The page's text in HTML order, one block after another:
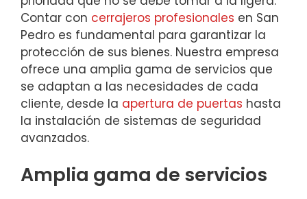
Contar con cerrajeros profesionales en San
Pedro es fundamental para garantizar la
protección de sus bienes. Nuestra empresa
ofrece una amplia gama de servicios que
se adaptan a las necesidades de cada
cliente, desde la apertura de puertas hasta
la instalación de sistemas de seguridad
avanzados.
Amplia gama de servicios